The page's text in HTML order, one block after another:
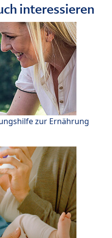
interessieren
zur Ernährung